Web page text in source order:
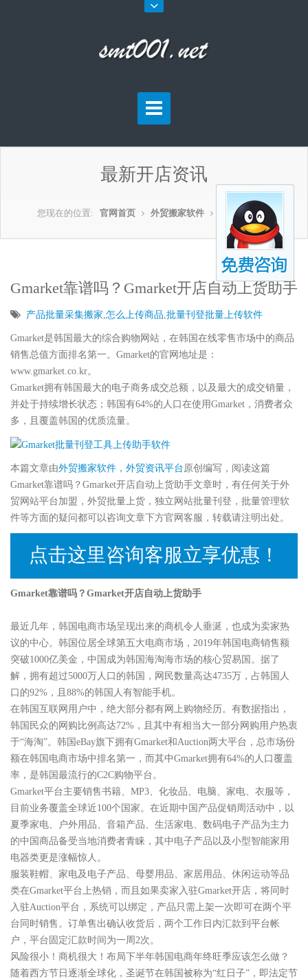
最新开店资讯
您现在的位置: 官网首页 外贸搬家软件 外贸开店资讯
Gmarket靠谱吗？Gmarket开店自动上货助手
产品批量采集搬家,怎么上传商品,批量刊登批量上传软件
Gmarket是韩国最大的综合购物网站，在韩国在线零售市场中的商品
销售总值方面排名第一。Gmarket的官网地址是：
www.gmarket.co.kr。
Gmarket拥有韩国最大的电子商务成交总额，以及最大的成交销量，
并处于持续增长状态；韩国有64%的人口在使用Gmarket，消费者众
多，且覆盖韩国的优质流量。
本篇文章由外贸搬家软件，外贸资讯平台 原创编写，阅读这篇
Gmarket靠谱吗？Gmarket开店自动上货助手文章时，有任何关于外
贸网站平台加盟，外贸批量上货，独立网站批量刊登，批量管理软
件等方面的疑问都可以咨询文章下方官网客服，转载请注明出处。
点击这里咨询客服立享优惠！
Gmarket靠谱吗？Gmarket开店自动上货助手
最近几年，韩国电商市场呈现出来的商机令人垂涎，也成为卖家热
议的中心。韩国位居全球第五大电商市场，2019年韩国电商销售额
突破1000亿美金，中国成为韩国海淘海市场的核心贸易国。据了
解，拥有超过5000万人口的韩国，网民数量高达4735万，占韩国人
口的92%，且88%的韩国人有智能手机。
在韩国互联网用户中，绝大部分都有网上购物经历。有数据指出，
韩国民众的网购比例高达72%，且其中有相当大一部分网购用户热衷
于“海淘”。韩国eBay旗下拥有Gmarket和Auction两大平台，总市场份
额在韩国电商市场中排名第一，而其中Gmarket拥有64%的人口覆盖
率，是韩国最流行的C2C购物平台。
Gmarket平台主要销售书籍、MP3、化妆品、电脑、家电、衣服等，
目前业务覆盖全球近100个国家。在近期中国产品促销周活动中，以
夏季家电、户外用品、音箱产品、生活家电、数码电子产品为主力
的中国商品备受当地消费者青睐，其中电子产品以及小型智能家用
电器类更是涨幅惊人。
服装鞋帽、家电及电子产品、母婴用品、家居用品、休闲运动等品
类在Gmarket平台上热销，而且如果卖家入驻Gmarket开店，将同时
入驻Auction平台，系统可以绑定，产品只需上架一次即可在两个平
台同时销售。订单售出确认收货后，两个工作日内汇款到平台帐
户，平台固定汇款时间为一周2次。
风险很小！商机很大！布局下半年韩国电商年终旺季应该怎么做？
随着西方节日逐渐全球化，圣诞节在韩国被称为“红日子”，即法定节